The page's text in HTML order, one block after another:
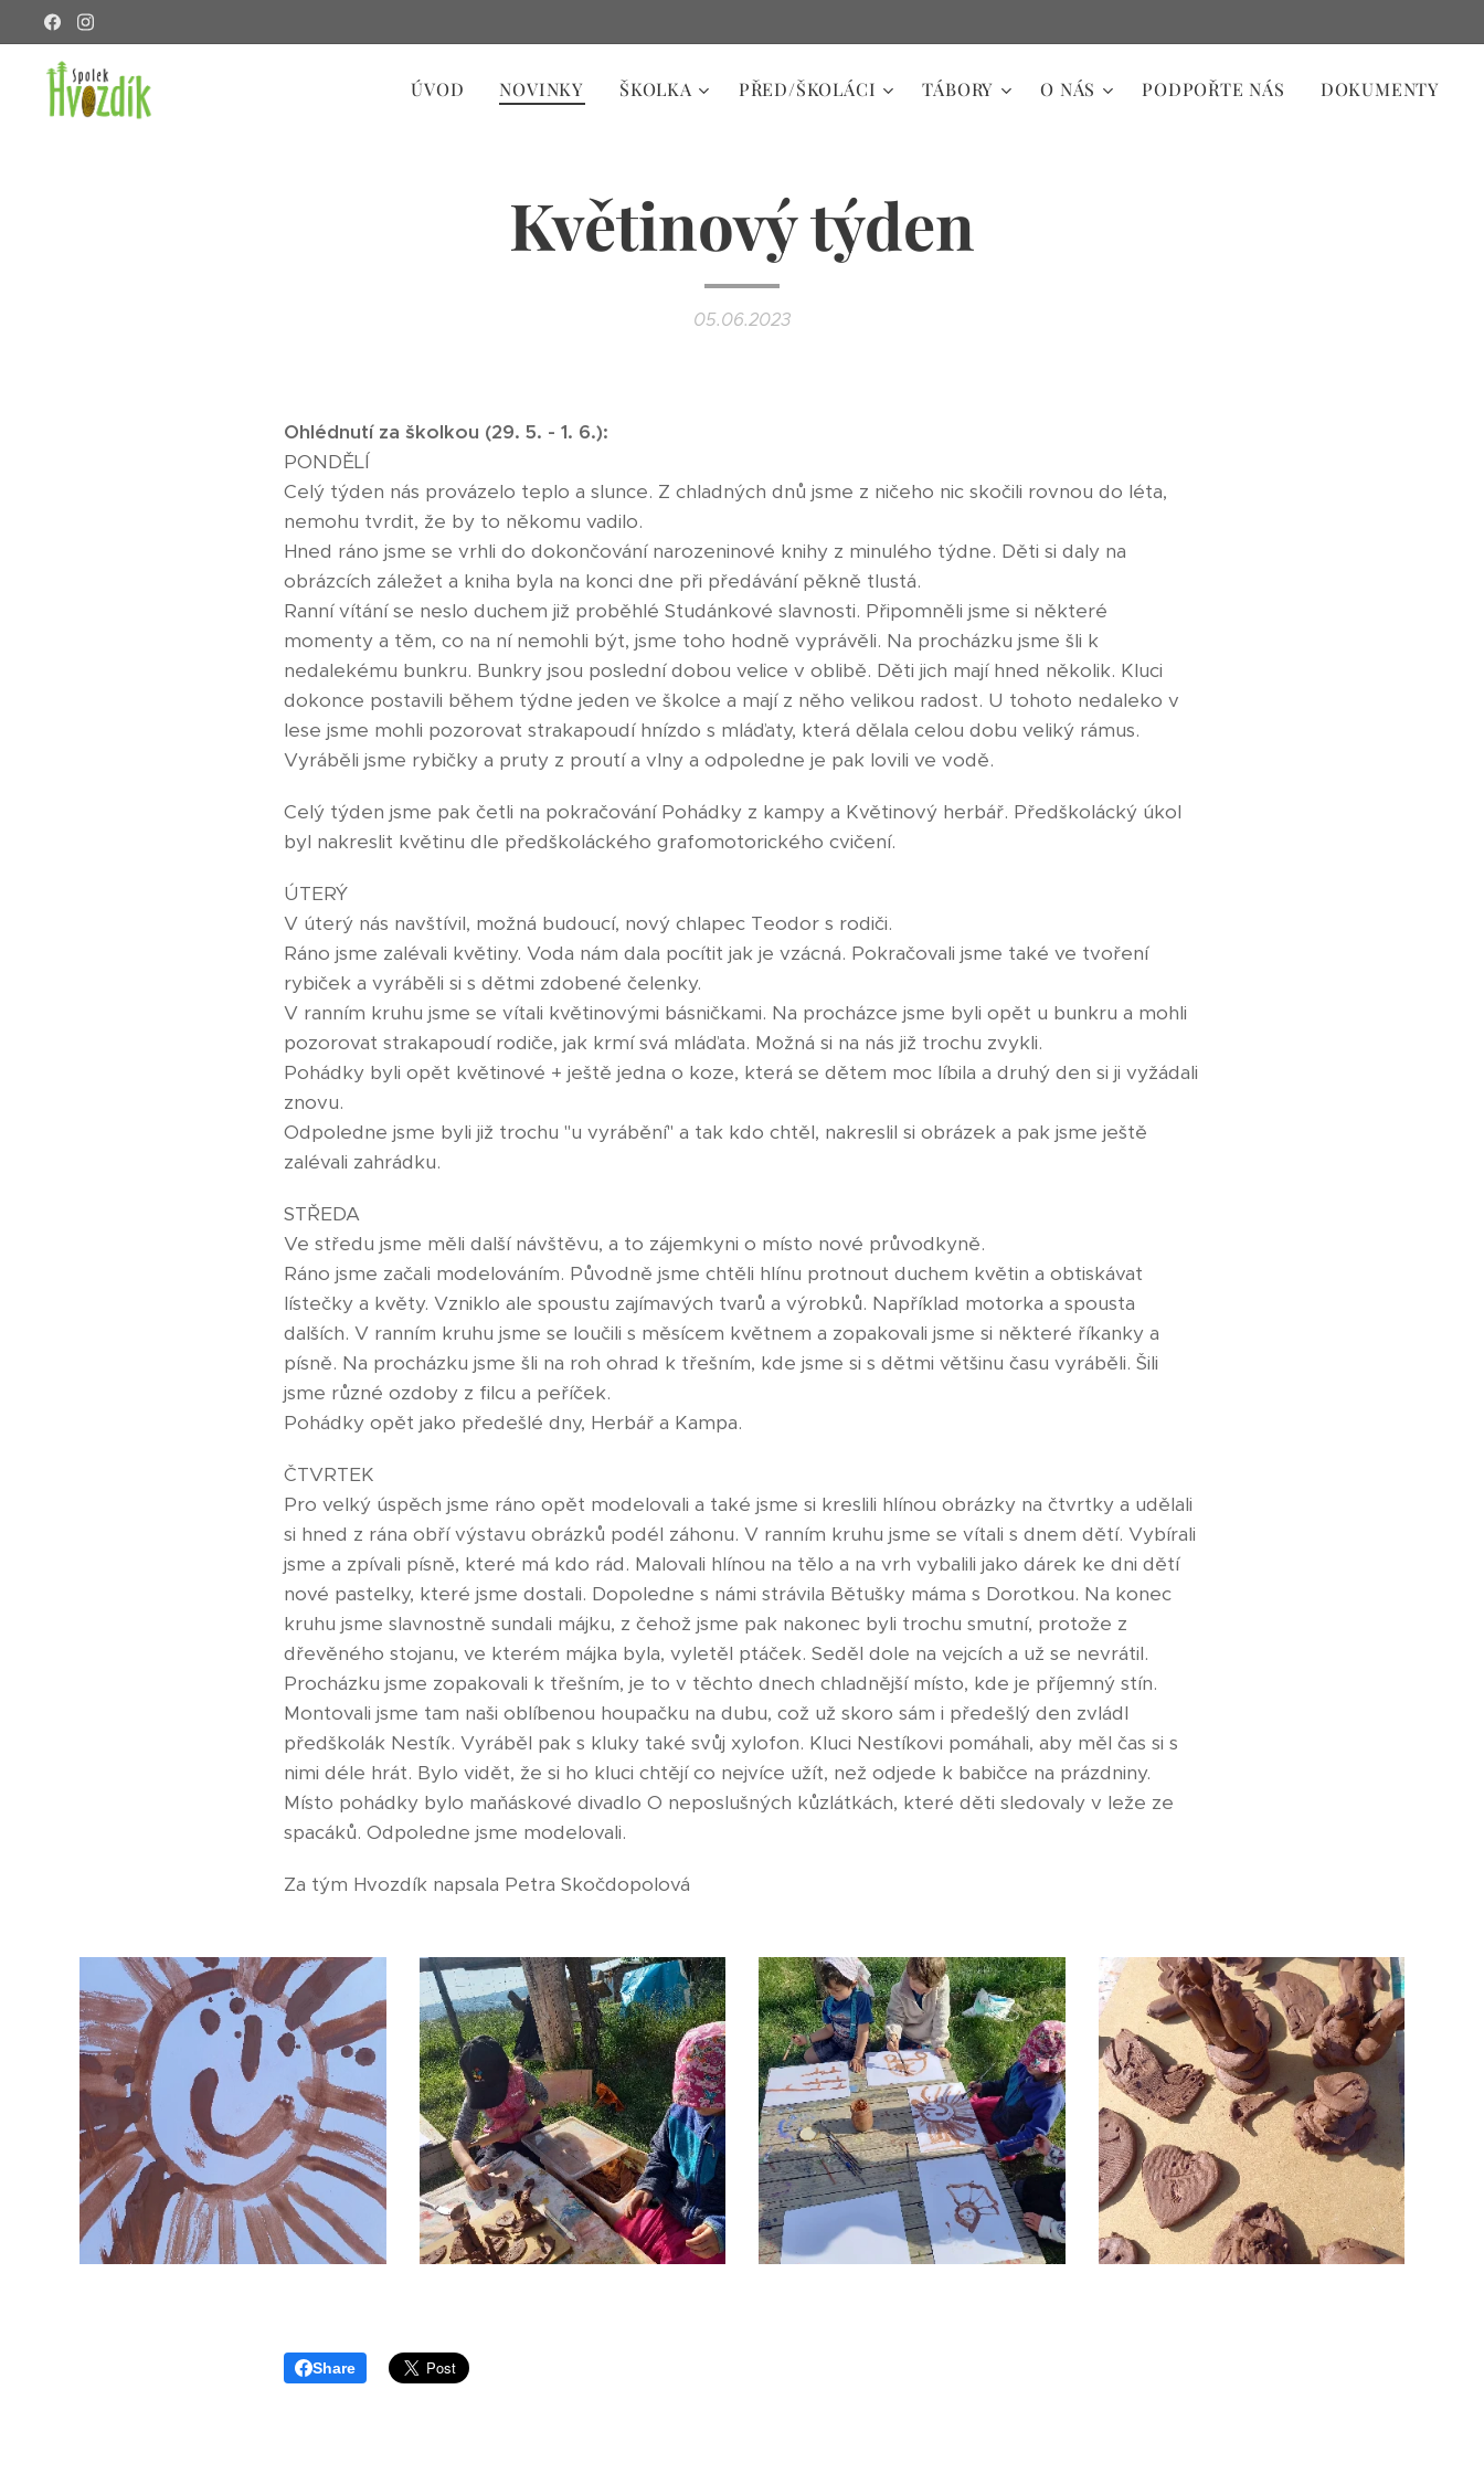
ÚVOD NOVINKY ŠKOLKA PŘED/ŠKOLÁCI TÁBORY O NÁS PODPOŘTE NÁS DOKUMENTY
Květinový týden
05.06.2023
Ohlédnutí za školkou (29. 5. - 1. 6.):
PONDĚLÍ
Celý týden nás provázelo teplo a slunce. Z chladných dnů jsme z ničeho nic skočili rovnou do léta,
nemohu tvrdit, že by to někomu vadilo.
Hned ráno jsme se vrhli do dokončování narozeninové knihy z minulého týdne. Děti si daly na
obrázcích záležet a kniha byla na konci dne při předávání pěkně tlustá.
Ranní vítání se neslo duchem již proběhlé Studánkové slavnosti. Připomněli jsme si některé
momenty a těm, co na ní nemohli být, jsme toho hodně vyprávěli. Na procházku jsme šli k
nedalekému bunkru. Bunkry jsou poslední dobou velice v oblibě. Děti jich mají hned několik. Kluci
dokonce postavili během týdne jeden ve školce a mají z něho velikou radost. U tohoto nedaleko v
lese jsme mohli pozorovat strakapoudí hnízdo s mláďaty, která dělala celou dobu veliký rámus.
Vyráběli jsme rybičky a pruty z proutí a vlny a odpoledne je pak lovili ve vodě.
Celý týden jsme pak četli na pokračování Pohádky z kampy a Květinový herbář. Předškolácký úkol
byl nakreslit květinu dle předškoláckého grafomotorického cvičení.
ÚTERÝ
V úterý nás navštívil, možná budoucí, nový chlapec Teodor s rodiči.
Ráno jsme zalévali květiny. Voda nám dala pocítit jak je vzácná. Pokračovali jsme také ve tvoření
rybiček a vyráběli si s dětmi zdobené čelenky.
V ranním kruhu jsme se vítali květinovými básničkami. Na procházce jsme byli opět u bunkru a mohli
pozorovat strakapoudí rodiče, jak krmí svá mláďata. Možná si na nás již trochu zvykli.
Pohádky byli opět květinové + ještě jedna o koze, která se dětem moc líbila a druhý den si ji vyžádali
znovu.
Odpoledne jsme byli již trochu "u vyrábění" a tak kdo chtěl, nakreslil si obrázek a pak jsme ještě
zalévali zahrádku.
STŘEDA
Ve středu jsme měli další návštěvu, a to zájemkyni o místo nové průvodkyně.
Ráno jsme začali modelováním. Původně jsme chtěli hlínu protnout duchem květin a obtiskávat
lístečky a květy. Vzniklo ale spoustu zajímavých tvarů a výrobků. Například motorka a spousta
dalších. V ranním kruhu jsme se loučili s měsícem květnem a zopakovali jsme si některé říkanky a
písně. Na procházku jsme šli na roh ohrad k třešním, kde jsme si s dětmi většinu času vyráběli. Šili
jsme různé ozdoby z filcu a peříček.
Pohádky opět jako předešlé dny, Herbář a Kampa.
ČTVRTEK
Pro velký úspěch jsme ráno opět modelovali a také jsme si kreslili hlínou obrázky na čtvrtky a udělali
si hned z rána obří výstavu obrázků podél záhonu. V ranním kruhu jsme se vítali s dnem dětí. Vybírali
jsme a zpívali písně, které má kdo rád. Malovali hlínou na tělo a na vrh vybalili jako dárek ke dni dětí
nové pastelky, které jsme dostali. Dopoledne s námi strávila Bětušky máma s Dorotkou. Na konec
kruhu jsme slavnostně sundali májku, z čehož jsme pak nakonec byli trochu smutní, protože z
dřevěného stojanu, ve kterém májka byla, vyletěl ptáček. Seděl dole na vejcích a už se nevrátil.
Procházku jsme zopakovali k třešním, je to v těchto dnech chladnější místo, kde je příjemný stín.
Montovali jsme tam naši oblíbenou houpačku na dubu, což už skoro sám i předešlý den zvládl
předškolák Nestík. Vyráběl pak s kluky také svůj xylofon. Kluci Nestíkovi pomáhali, aby měl čas si s
nimi déle hrát. Bylo vidět, že si ho kluci chtějí co nejvíce užít, než odjede k babičce na prázdniny.
Místo pohádky bylo maňáskové divadlo O neposlušných kůzlátkách, které děti sledovaly v leže ze
spacáků. Odpoledne jsme modelovali.
Za tým Hvozdík napsala Petra Skočdopolová
Share